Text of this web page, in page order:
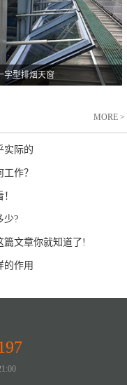
字型排烟天窗
MORE >
实际的
作？
少?
篇文章你就知道了!
的作用